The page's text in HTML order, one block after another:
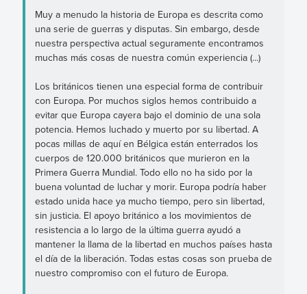
Muy a menudo la historia de Europa es descrita como
una serie de guerras y disputas. Sin embargo, desde
nuestra perspectiva actual seguramente encontramos
muchas más cosas de nuestra común experiencia (...)
Los británicos tienen una especial forma de contribuir
con Europa. Por muchos siglos hemos contribuido a
evitar que Europa cayera bajo el dominio de una sola
potencia. Hemos luchado y muerto por su libertad. A
pocas millas de aquí en Bélgica están enterrados los
cuerpos de 120.000 británicos que murieron en la
Primera Guerra Mundial. Todo ello no ha sido por la
buena voluntad de luchar y morir. Europa podría haber
estado unida hace ya mucho tiempo, pero sin libertad,
sin justicia. El apoyo británico a los movimientos de
resistencia a lo largo de la última guerra ayudó a
mantener la llama de la libertad en muchos países hasta
el día de la liberación. Todas estas cosas son prueba de
nuestro compromiso con el futuro de Europa.